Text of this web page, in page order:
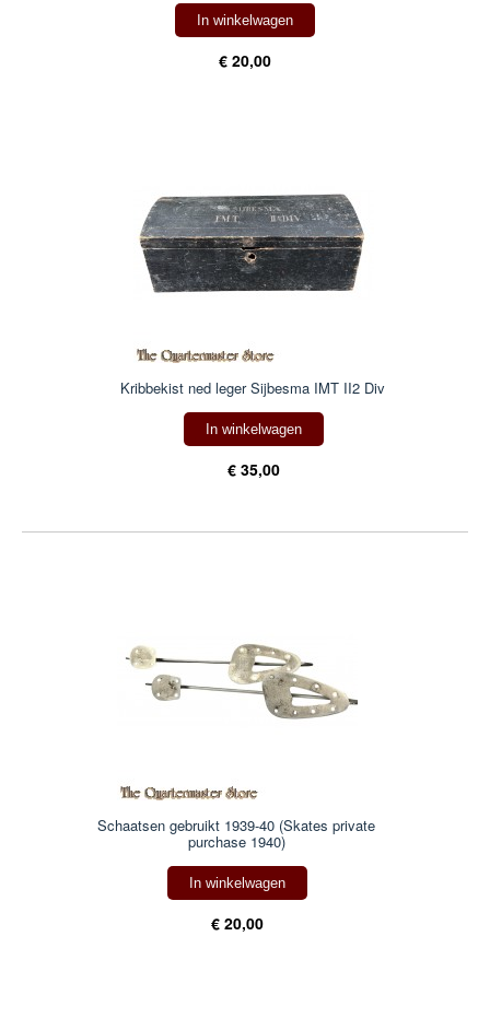
In winkelwagen
€ 20,00
Kribbekist ned leger Sijbesma IMT II2 Div
In winkelwagen
€ 35,00
Schaatsen gebruikt 1939-40 (Skates private
purchase 1940)
In winkelwagen
€ 20,00